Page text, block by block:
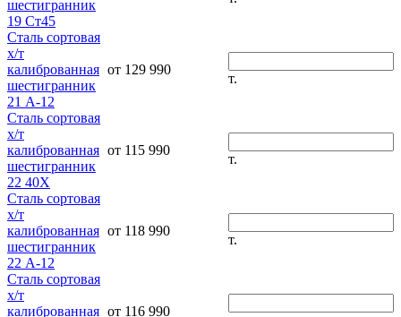
шестигранник
19 Ст45
Сталь сортовая
х/т
калиброванная
шестигранник
21 А-12
от 129 990
т.
Сталь сортовая
х/т
калиброванная
шестигранник
22 40Х
от 115 990
т.
Сталь сортовая
х/т
калиброванная
шестигранник
22 А-12
от 118 990
т.
Сталь сортовая
х/т
калиброванная от 116 990